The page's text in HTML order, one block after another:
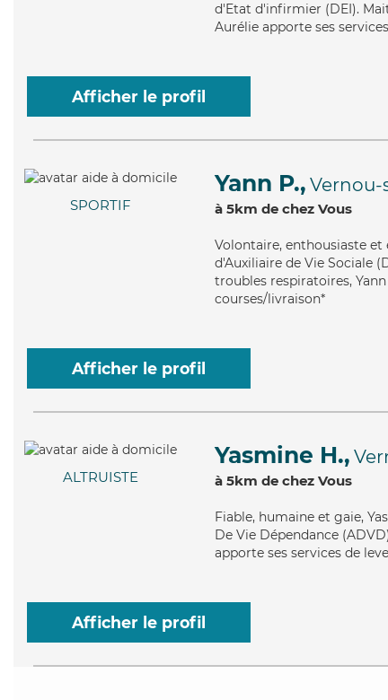
d'Etat d'infirmier (DEI).
Aurélie apporte ses
Afficher le profil
SPORTIF
Yann P.,
à 5km de chez Vous
Volontaire, enthousiaste et
d'Auxiliaire de Vie Sociale
troubles respiratoires,
courses/livraison*
Afficher le profil
ALTRUISTE
Yasmine H.,
à 5km de chez Vous
Fiable, humaine et gaie,
De Vie Dépendance
apporte ses services de
Afficher le profil